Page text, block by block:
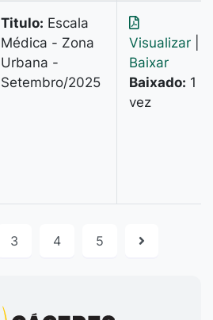
Titulo: Escala
Médica - Zona
Urbana -
Setembro/2025
Visualizar
Baixar
Baixado: 1
vez
3 4 5